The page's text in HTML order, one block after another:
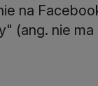
na
(ang. nie ma